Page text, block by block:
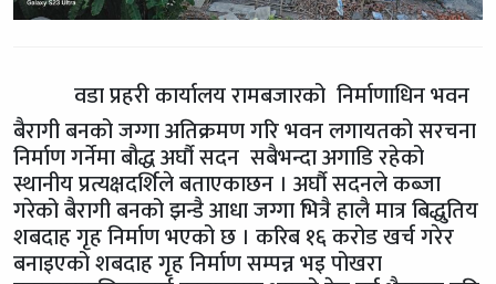
वडा प्रहरी कार्यालय रामबजारको निर्माणाधिन भवन
बैरागी बनको जग्गा अतिक्रमण गरि भवन लगायतको सरचना
निर्माण गर्नेमा बौद्ध अर्घौ सदन सबैभन्दा अगाडि रहेको
स्थानीय प्रत्यक्षदर्शिले बताएकाछन । अर्घौ सदनले कब्जा
गरेको बैरागी बनको झन्डै आधा जग्गा भित्रै हालै मात्र बिद्धुतिय
शबदाह गृह निर्माण भएको छ । करिब १६ करोड खर्च गरेर
बनाइएको शबदाह गृह निर्माण सम्पन्न भइ पोखरा